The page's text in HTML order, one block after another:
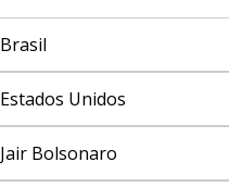
Brasil
Estados Unidos
Jair Bolsonaro